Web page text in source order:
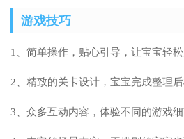
游戏技巧
1、简单操作，贴心引导，让宝宝轻松
2、精致的关卡设计，宝宝完成整理后
3、众多互动内容，体验不同的游戏细